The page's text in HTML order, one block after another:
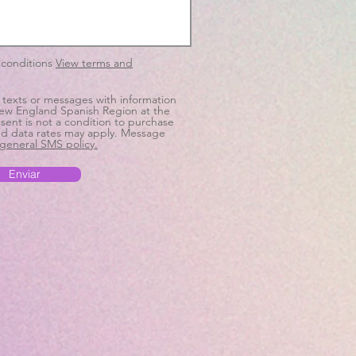
View terms and
or messages with information
England Spanish Region at the
is not a condition to purchase
data rates may apply. Message
SMS policy.
Enviar